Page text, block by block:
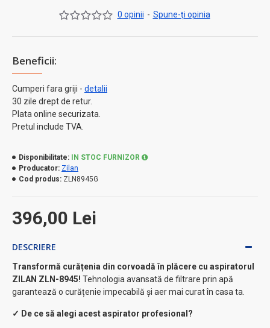
Beneficii:
Cumperi fara griji - detalii
30 zile drept de retur.
Plata online securizata.
Pretul include TVA.
0 opinii - Spune-ţi opinia
396,00 Lei
Disponibilitate:
IN STOC FURNIZOR
Producator: Zilan
Cod produs: ZLN8945G
DESCRIERE
Transformă curățenia din corvoadă în plăcere cu aspiratorul
ZILAN ZLN-8945! Tehnologia avansată de filtrare prin apă
garantează o curățenie impecabilă și aer mai curat în casa ta.
✓ De ce să alegi acest aspirator profesional?